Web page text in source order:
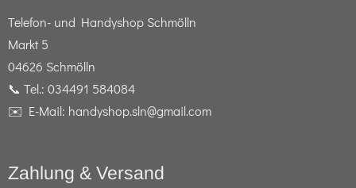
Telefon- und Handyshop Schmölln
Markt 5
04626 Schmölln
📞 Tel.: 034491 584084
✉️ E-Mail: handyshop.sln@gmail.com
Zahlung & Versand